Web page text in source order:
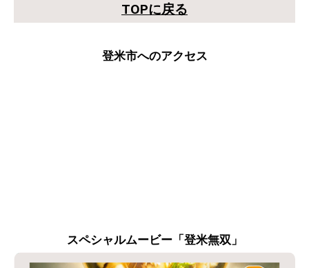
TOPに戻る
登米市へのアクセス
スペシャルムービー「登米無双」